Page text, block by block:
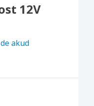
12V
akud